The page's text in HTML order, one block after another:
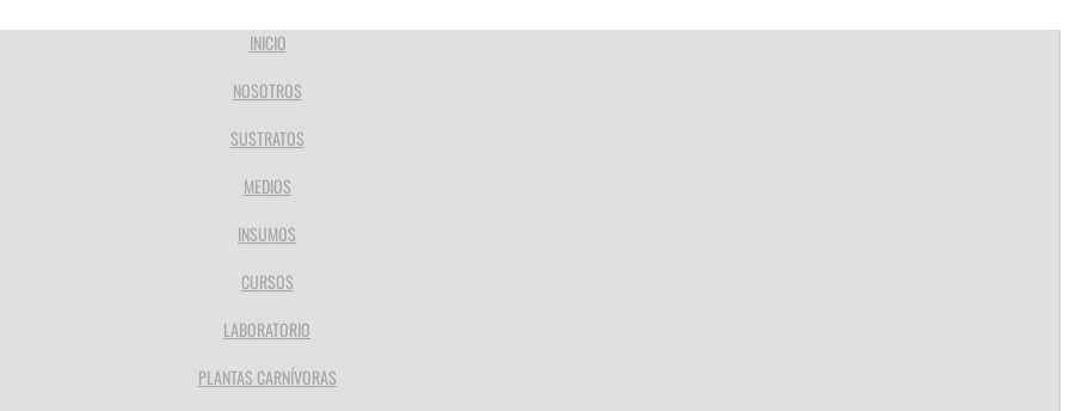
INICIO
NOSOTROS
SUSTRATOS
MEDIOS
INSUMOS
CURSOS
LABORATORIO
PLANTAS CARNÍVORAS